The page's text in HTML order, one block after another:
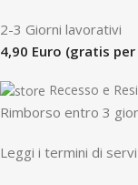
2-3 Giorni lavorativi
4,90 Euro (gratis
Recesso e
Rimborso entro 3
Leggi i termini di